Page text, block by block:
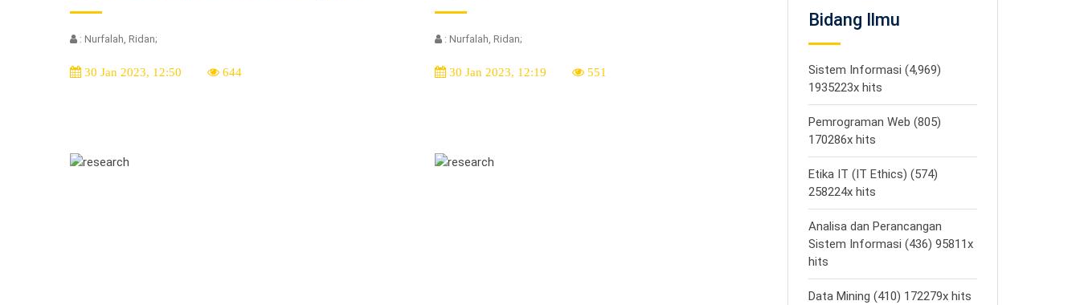
: Nurfalah, Ridan;
30 Jan 2023, 12:50 644
: Nurfalah, Ridan;
30 Jan 2023, 12:19 551
Bidang Ilmu
Sistem Informasi (4,969)
1935223x hits
Pemrograman Web (805)
170286x hits
Etika IT (IT Ethics) (574)
258224x hits
Analisa dan Perancangan
Sistem Informasi (436) 95811x
hits
Data Mining (410) 172279x hits